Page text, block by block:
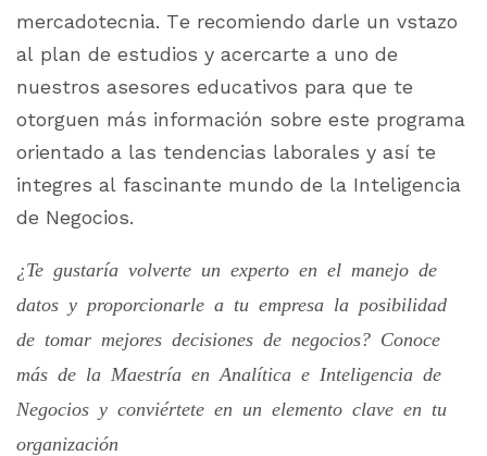
mercadotecnia. Te recomiendo darle un vstazo
al plan de estudios y acercarte a uno de
nuestros asesores educativos para que te
otorguen más información sobre este programa
orientado a las tendencias laborales y así te
integres al fascinante mundo de la Inteligencia
de Negocios.
¿Te gustaría volverte un experto en el manejo de
datos y proporcionarle a tu empresa la posibilidad
de tomar mejores decisiones de negocios? Conoce
más de la Maestría en Analítica e Inteligencia de
Negocios y conviértete en un elemento clave en tu
organización